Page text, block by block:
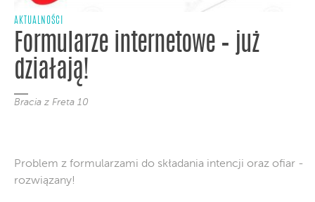
AKTUALNOŚCI
Formularze internetowe – już
działają!
Bracia z Freta 10
Problem z formularzami do składania intencji oraz ofiar -
rozwiązany!